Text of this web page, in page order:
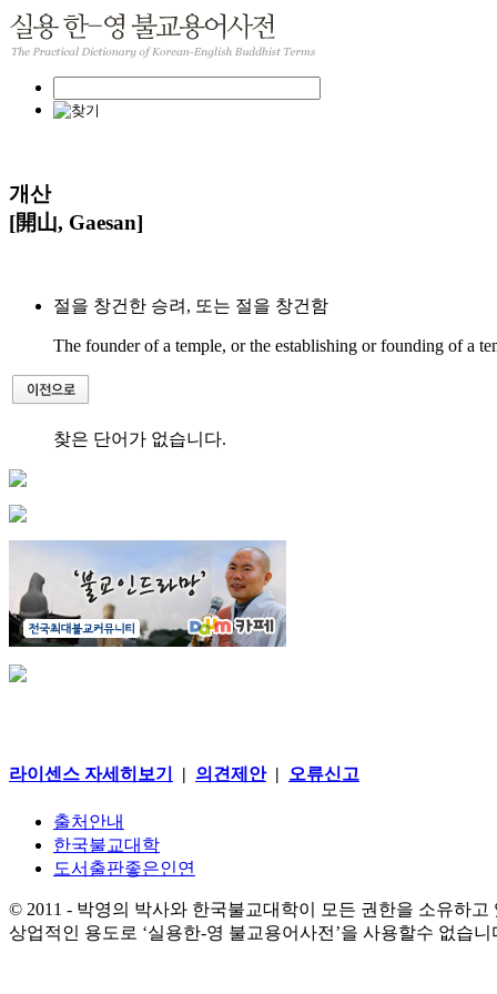
개산
[開山, Gaesan]
절을 창건한 승려, 또는 절을 창건함
The founder of a temple, or the establishing or founding of a
찾은 단어가 없습니다.
라이센스 자세히보기 | 의견제안| 오류신고
출처안내
한국불교대학
도서출판좋은인연
© 2011 - 박영의 박사와 한국불교대학이 모든 권한을 소유하고
상업적인 용도로 ‘실용한-영 불교용어사전’을 사용할수 없습니